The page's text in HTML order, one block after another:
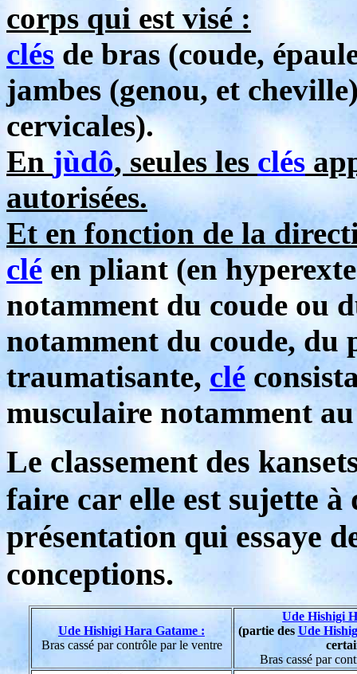
corps qui est visé :
clés de bras (coude,
jambes (genou, et
cervicales).
En jùdô, seules les clés
autorisées.
Et en fonction de la
cléen pliant (en
notamment du coude ou
notamment du coude, du
traumatisante, clé
musculaire notamment
Le classement des
faire car elle est sujette
présentation qui essaye
conceptions.
Ude Hishigi Hara Gatame :
Bras cassé par contrôle par le ventre
Ude Hishigi
(partie des Ude
Bras cassé par